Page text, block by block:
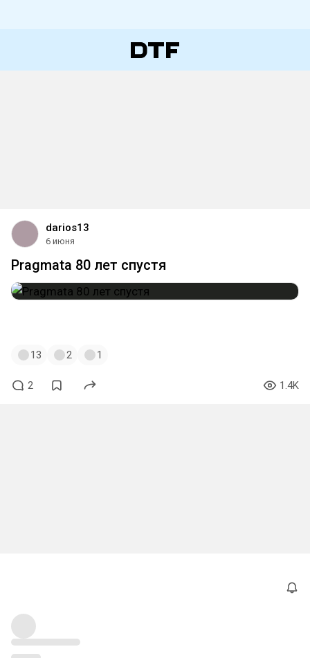
darios13
6 июня
Pragmata 80 лет спустя
13 2 1
2 1.4K